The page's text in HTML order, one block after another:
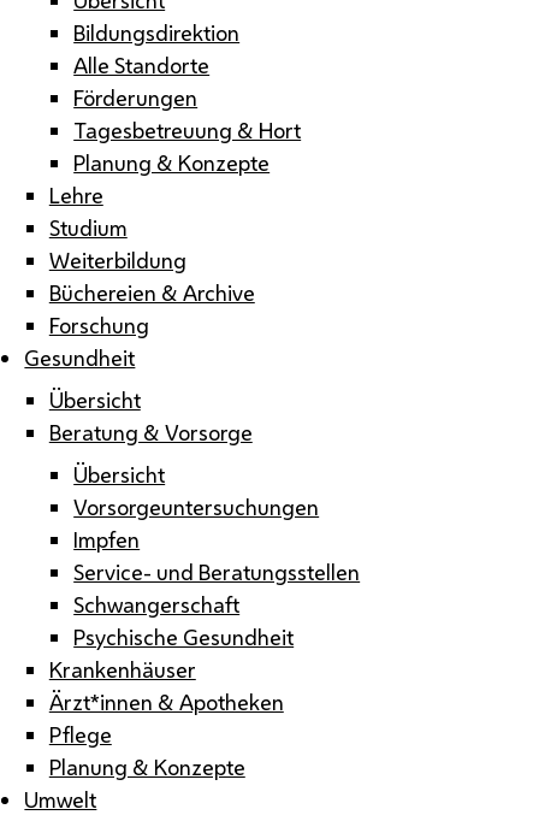
Bildungsdirektion
Alle Standorte
Förderungen
Tagesbetreuung & Hort
Planung & Konzepte
Lehre
Studium
Weiterbildung
Büchereien & Archive
Forschung
Gesundheit
Übersicht
Beratung & Vorsorge
Übersicht
Vorsorgeuntersuchungen
Impfen
Service- und Beratungsstellen
Schwangerschaft
Psychische Gesundheit
Krankenhäuser
Ärzt*innen & Apotheken
Pflege
Planung & Konzepte
Umwelt